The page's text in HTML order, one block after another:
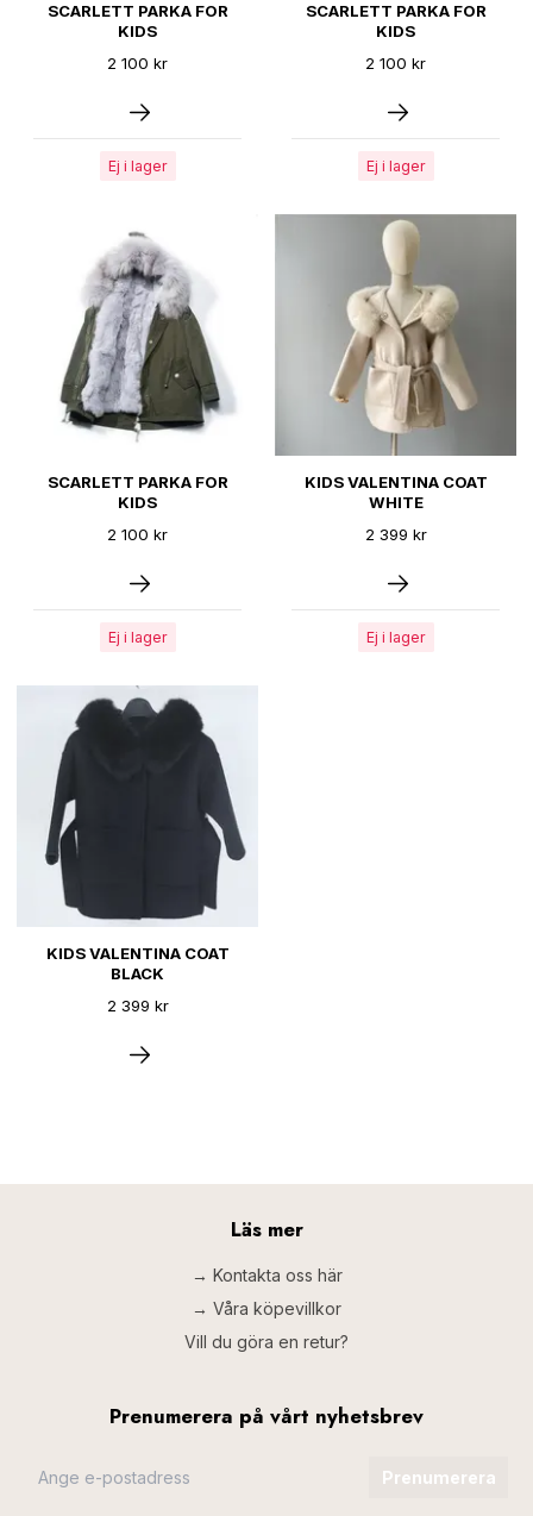
SCARLETT PARKA FOR
KIDS
2 100 kr
Ej i lager
SCARLETT PARKA FOR
KIDS
2 100 kr
Ej i lager
SCARLETT PARKA FOR
KIDS
2 100 kr
Ej i lager
KIDS VALENTINA COAT
WHITE
2 399 kr
Ej i lager
KIDS VALENTINA COAT
BLACK
2 399 kr
Läs mer
→ Kontakta oss här
→ Våra köpevillkor
Vill du göra en retur?
Prenumerera på vårt nyhetsbrev
Prenumerera